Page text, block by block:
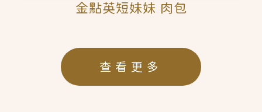
金點英短妹妹 肉包
查看更多